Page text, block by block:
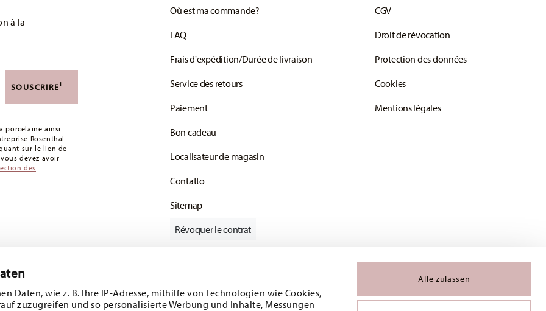
Daten, wie z. B. Ihre IP-Adresse, mithilfe von Technologien wie Cookies,
zuzugreifen und so personalisierte Werbung und Inhalte, Messungen
Alle zulassen
à la
SOUSCRIREi
porcelaine ainsi
Rosenthal
sur le lien de
devez avoir
des
Où est ma commande?
FAQ
Frais d'expédition/Durée de livraison
Service des retours
Paiement
Bon cadeau
Localisateur de magasin
Contatto
Sitemap
CGV
Droit de révocation
Protection des données
Cookies
Mentions légales
Révoquer le contrat
Suivez-nous sur